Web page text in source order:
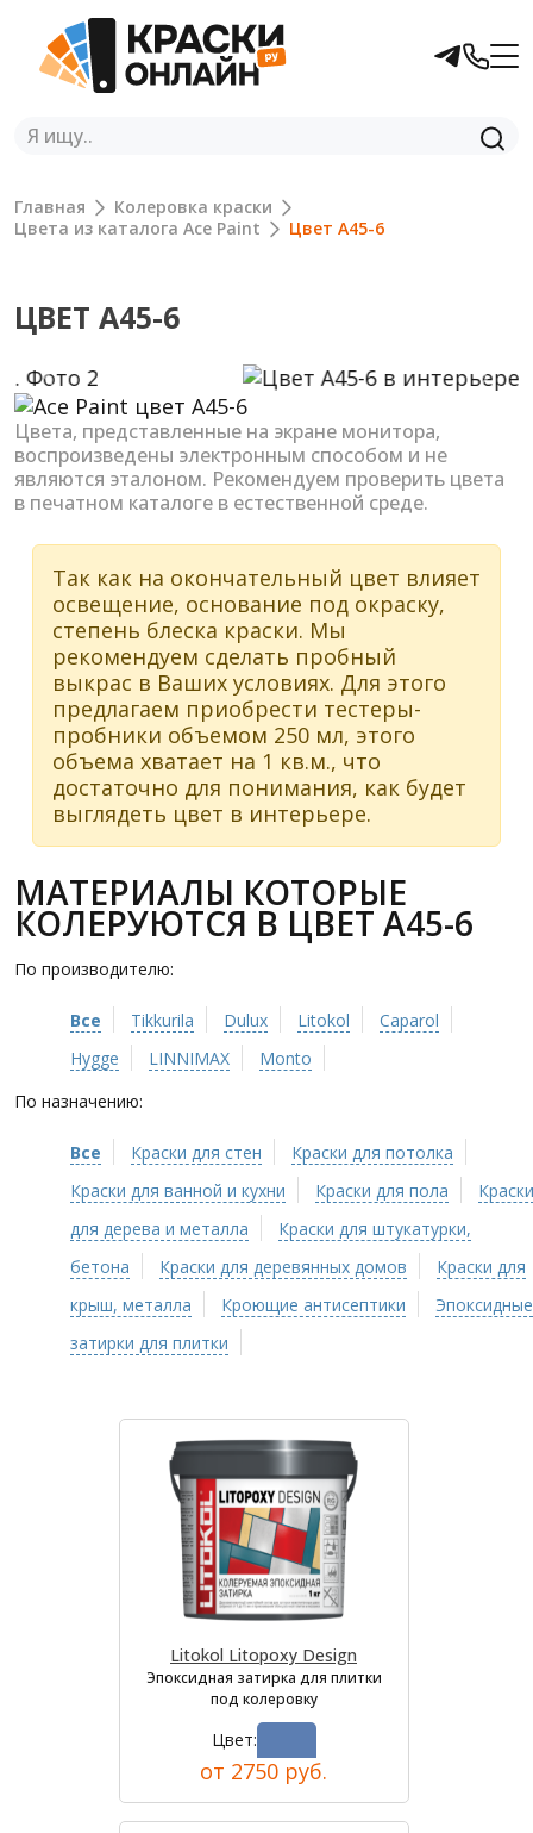
Главная
Колеровка краски
Цвета из каталога Ace Paint
Цвет A45-6
ЦВЕТ A45-6
Previous Next
Цвета, представленные на экране монитора,
воспроизведены электронным способом и не
являются эталоном. Рекомендуем проверить цвета
в печатном каталоге в естественной среде.
Так как на окончательный цвет влияет
освещение, основание под окраску,
степень блеска краски. Мы
рекомендуем сделать пробный
выкрас в Ваших условиях. Для этого
предлагаем приобрести тестеры-
пробники объемом 250 мл, этого
объема хватает на 1 кв.м., что
достаточно для понимания, как будет
выглядеть цвет в интерьере.
МАТЕРИАЛЫ КОТОРЫЕ
КОЛЕРУЮТСЯ В ЦВЕТ A45-6
По производителю:
Все Tikkurila Dulux Litokol
Caparol
Hygge
LINNIMAX
Monto
По назначению:
Все Краски для стен
Краски для потолка
Краски для ванной и кухни
Краски для пола
Краски
для дерева и металла
Краски для штукатурки,
бетона
Краски для деревянных домов
Краски для
крыш, металла
Кроющие антисептики
Эпоксидные
затирки для плитки
Litokol Litopoxy Design
Эпоксидная затирка для плитки
под колеровку
Цвет:
от 2750 руб.